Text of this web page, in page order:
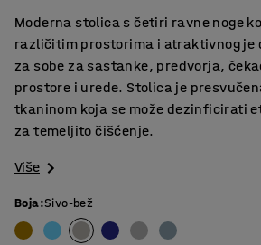
Moderna stolica s četiri ravne noge
različitim prostorima i atraktivnog je
za sobe za sastanke, predvorja,
prostore i urede. Stolica je
tkaninom koja se može dezinficirati
za temeljito čišćenje.
Više
Boja:Sivo-bež